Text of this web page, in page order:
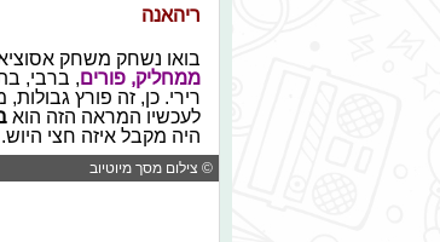
ריהאנה
בואו נשחק משחק
ממחליק, פורים
רירי. כן, זה פורץ
לעכשיו המראה הזה הוא
היה מקבל איזה חצי היוש.
© צילום מסך מיוטיוב